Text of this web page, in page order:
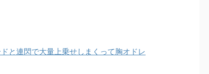
と連閃で大量上乗せしまくって胸オドレ